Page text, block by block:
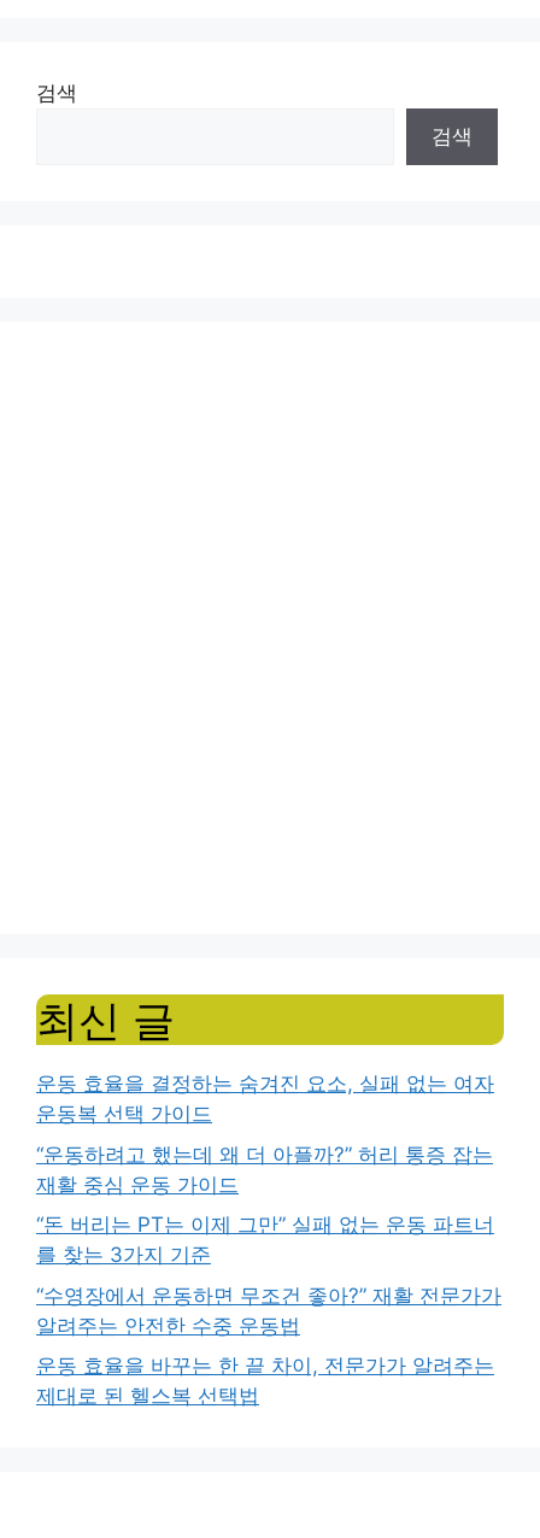
검색
검색
최신 글
운동 효율을 결정하는 숨겨진 요소, 실패 없는 여자
운동복 선택 가이드
“운동하려고 했는데 왜 더 아플까?” 허리 통증 잡는
재활 중심 운동 가이드
“돈 버리는 PT는 이제 그만” 실패 없는 운동 파트너
를 찾는 3가지 기준
“수영장에서 운동하면 무조건 좋아?” 재활 전문가가
알려주는 안전한 수중 운동법
운동 효율을 바꾸는 한 끝 차이, 전문가가 알려주는
제대로 된 헬스복 선택법